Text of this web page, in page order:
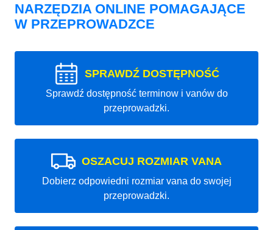
NARZĘDZIA ONLINE POMAGAJĄCE
W PRZEPROWADZCE
SPRAWDŹ DOSTĘPNOŚĆ
Sprawdź dostępność terminow i vanów do
przeprowadzki.
OSZACUJ ROZMIAR VANA
Dobierz odpowiedni rozmiar vana do swojej
przeprowadzki.